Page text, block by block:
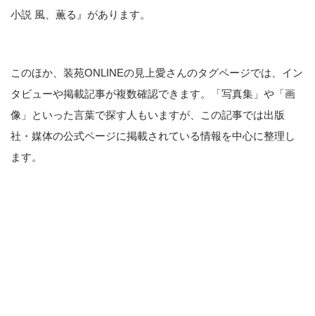
小説 風、薫る』があります。
このほか、装苑ONLINEの見上愛さんのタグページでは、イン
タビューや掲載記事が複数確認できます。「写真集」や「画
像」といった言葉で探す人もいますが、この記事では出版
社・媒体の公式ページに掲載されている情報を中心に整理し
ます。